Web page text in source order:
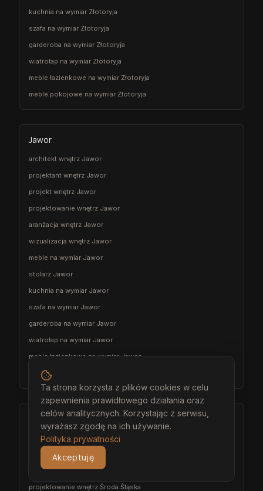
kuchnia na wymiar Złotoryja
szafa na wymiar Złotoryja
garderoba na wymiar Złotoryja
wiatrołap na wymiar Złotoryja
meble łazienkowe na wymiar Złotoryja
meble pokojowe na wymiar Złotoryja
Jawor
architekt wnętrz Jawor
projektant wnętrz Jawor
projekt wnętrz Jawor
projektowanie wnętrz Jawor
aranżacja wnętrz Jawor
wizualizacja wnętrz Jawor
meble na wymiar Jawor
stolarz Jawor
kuchnia na wymiar Jawor
szafa na wymiar Jawor
garderoba na wymiar Jawor
wiatrołap na wymiar Jawor
meble łazienkowe na wymiar Jawor
meble pokojowe na wymiar Jawor
Środa Śląska
architekt wnętrz Środa Śląska
projektant wnętrz Środa Śląska
projekt wnętrz Środa Śląska
projektowanie wnętrz Środa Śląska
Ta strona korzysta z plików cookies w celu
zapewnienia prawidłowego działania oraz
celów analitycznych. Korzystając z serwisu,
wyrażasz zgodę na ich używanie.
Polityka prywatności
Akceptuję